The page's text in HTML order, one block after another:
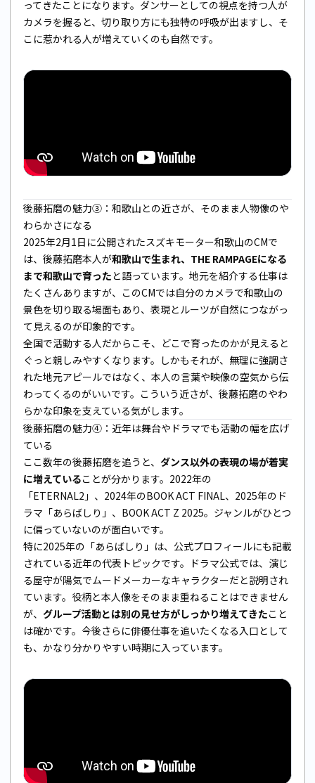
ってきたことになります。ダンサーとしての視点を持つ人が
カメラを握ると、切り取り方にも独特の呼吸が出ますし、そ
こに惹かれる人が増えていくのも自然です。
後藤拓磨の魅力③：和歌山との近さが、そのまま人物像のや
わらかさになる
2025年2月1日に公開されたスズキモーター和歌山のCMで
は、後藤拓磨本人が和歌山で生まれ、THE RAMPAGEになる
まで和歌山で育ったと語っています。地元を紹介する仕事は
たくさんありますが、このCMでは自分のカメラで和歌山の
景色を切り取る場面もあり、表現とルーツが自然につながっ
て見えるのが印象的です。
全国で活動する人だからこそ、どこで育ったのかが見えると
ぐっと親しみやすくなります。しかもそれが、無理に強調さ
れた地元アピールではなく、本人の言葉や映像の空気から伝
わってくるのがいいです。こういう近さが、後藤拓磨のやわ
らかな印象を支えている気がします。
後藤拓磨の魅力④：近年は舞台やドラマでも活動の幅を広げ
ている
ここ数年の後藤拓磨を追うと、 ダンス以外の表現の場が着実
に増えていることが分かります。2022年の
「ETERNAL2」、2024年のBOOK ACT FINAL、2025年のド
ラマ「あらばしり」、BOOK ACT Z 2025。ジャンルがひとつ
に偏っていないのが面白いです。
特に2025年の「あらばしり」は、公式プロフィールにも記載
されている近年の代表トピックです。ドラマ公式では、演じ
る屋守が陽気でムードメーカーなキャラクターだと説明され
ています。役柄と本人像をそのまま重ねることはできません
が、 グループ活動とは別の見せ方がしっかり増えてきたこと
は確かです。今後さらに俳優仕事を追いたくなる入口として
も、かなり分かりやすい時期に入っています。